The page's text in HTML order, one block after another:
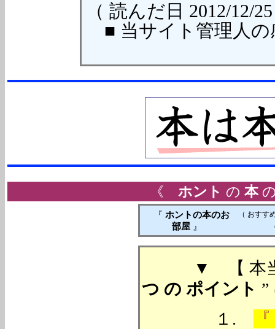
（ 読んだ日 2012/12/
■ 当サイト管理人
《ホント の本
『 ホントの本のお
部屋 』
（ おすす
▼ 【 本
つ の ポイント
１.
『